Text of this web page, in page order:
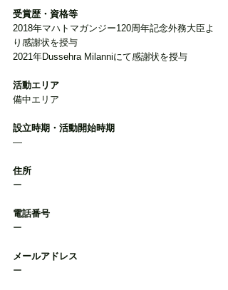
受賞歴・資格等
2018年マハトマガンジー120周年記念外務大臣よ
り感謝状を授与
2021年Dussehra Milanniにて感謝状を授与
活動エリア
備中エリア
設立時期・活動開始時期
―
住所
ー
電話番号
ー
メールアドレス
ー